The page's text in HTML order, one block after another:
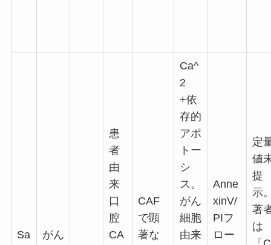
Sa がん
患
者
由
来
口
腔
CA
CAF
で顕
著な
Ca^
2
+依
存的
アポ
トー
シ
ス。
がん
細胞
由来
Anne
xinV/
PIフ
ロー
定
値
提
示
著
は